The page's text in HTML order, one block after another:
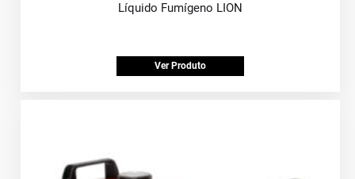
Líquido Fumígeno LION
Ver Produto